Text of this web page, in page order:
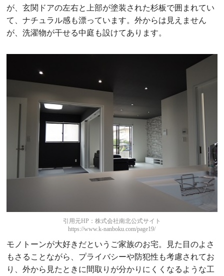
が、玄関ドアの左右と上部が塗装された杉板で囲まれてい
て、ナチュラル感も漂っています。外からは見えません
が、洗濯物が干せる中庭も設けてあります。
引用元HP：株式会社南北公式サイト
https://www.k-nanboku.com/page19/
モノトーンが大好きだというご家族のお宅。見た目のよさ
もさることながら、プライバシーや防犯性も考慮されてお
り、外から見たときに間取りが分かりにくくなるような工